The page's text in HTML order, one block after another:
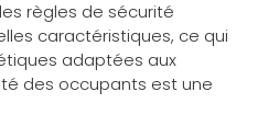
règles de sécurité
caractéristiques, ce qui
adaptées aux
des occupants est une